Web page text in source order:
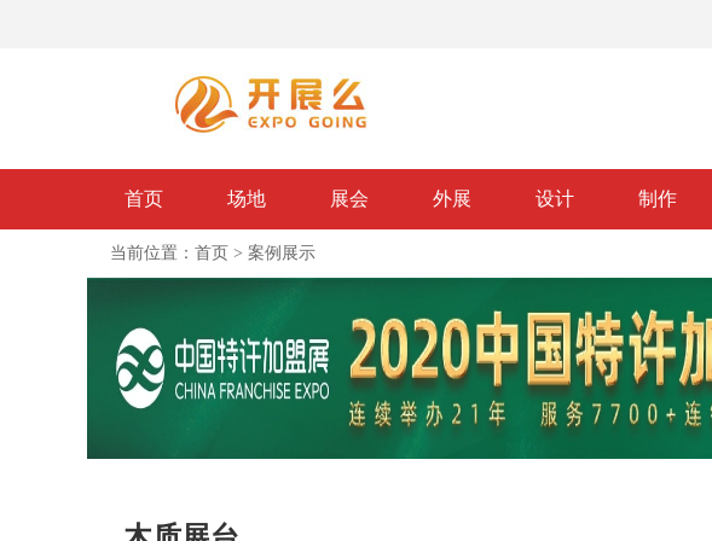
首页 场地 展会 外展 设计 制作
当前位置： 首页 > 案例展示